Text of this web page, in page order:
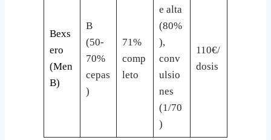
Bexs
ero
(Men
B)
B
(50-
70%
cepas
)
71%
comp
leto
e alta
(80%
),
conv
ulsio
nes
(1/70
)
110€/
dosis